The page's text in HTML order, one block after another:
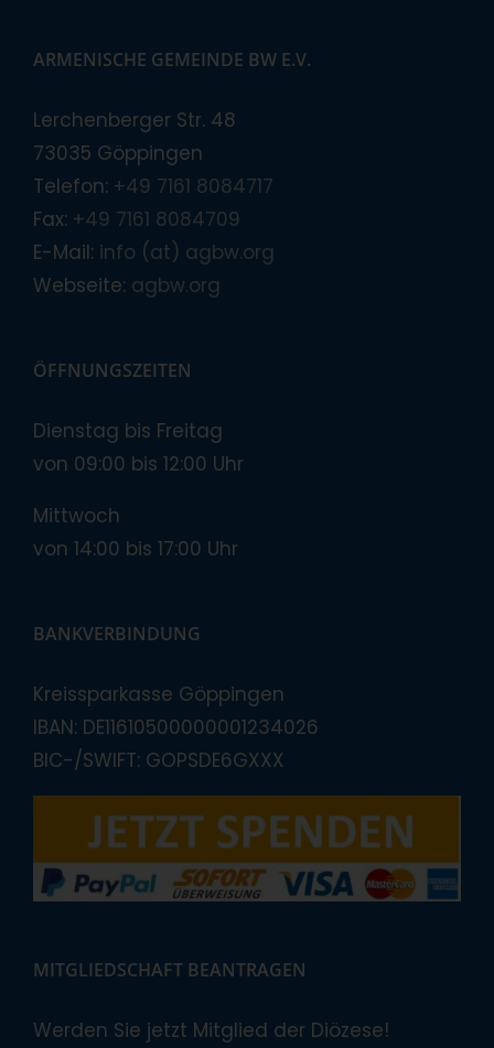
ARMENISCHE GEMEINDE BW E.V.
Lerchenberger Str. 48
73035 Göppingen
Telefon: +49 7161 8084717
Fax: +49 7161 8084709
E-Mail: info (at) agbw.org
Webseite: agbw.org
ÖFFNUNGSZEITEN
Dienstag bis Freitag
von 09:00 bis 12:00 Uhr
Mittwoch
von 14:00 bis 17:00 Uhr
BANKVERBINDUNG
Kreissparkasse Göppingen
IBAN: DE11610500000001234026
BIC-/SWIFT: GOPSDE6GXXX
MITGLIEDSCHAFT BEANTRAGEN
Werden Sie jetzt Mitglied der Diözese!